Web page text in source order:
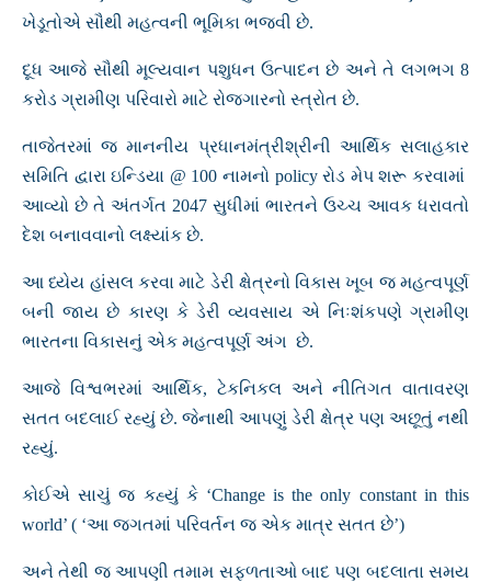
ખેડૂતોએ સૌથી મહત્વની ભૂમિકા ભજવી છે.
દૂધ આજે સૌથી મૂલ્યવાન પશુધન ઉત્પાદન છે અને તે લગભગ 8
કરોડ ગ્રામીણ પરિવારો માટે રોજગારનો સ્ત્રોત છે.
તાજેતરમાં જ માનનીય પ્રધાનમંત્રીશ્રીની આર્થિક સલાહકાર
સમિતિ દ્વારા ઇન્ડિયા @ 100 નામનો policy રોડ મેપ શરૂ કરવામાં
આવ્યો છે તે અંતર્ગત 2047 સુધીમાં ભારતને ઉચ્ચ આવક ધરાવતો
દેશ બનાવવાનો લક્ષ્યાંક છે.
આ ધ્યેય હાંસલ કરવા માટે ડેરી ક્ષેત્રનો વિકાસ ખૂબ જ મહત્વપૂર્ણ
બની જાય છે કારણ કે ડેરી વ્યવસાય એ નિઃશંકપણે ગ્રામીણ
ભારતના વિકાસનું એક મહત્વપૂર્ણ અંગ છે.
આજે વિશ્વભરમાં આર્થિક, ટેકનિકલ અને નીતિગત વાતાવરણ
સતત બદલાઈ રહ્યું છે. જેનાથી આપણું ડેરી ક્ષેત્ર પણ અછૂતું નથી
રહ્યું.
કોઈએ સાચું જ કહ્યું કે ‘Change is the only constant in this
world’ ( ‘આ જગતમાં પરિવર્તન જ એક માત્ર સતત છે’)
અને તેથી જ આપણી તમામ સફળતાઓ બાદ પણ બદલાતા સમય